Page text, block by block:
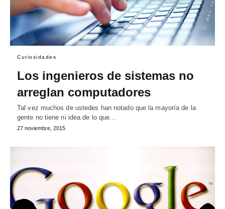
Curiosidades
Los ingenieros de sistemas no
arreglan computadores
Tal vez muchos de ustedes han notado que la mayoría de la
gente no tiene ni idea de lo que…
27 noviembre, 2015